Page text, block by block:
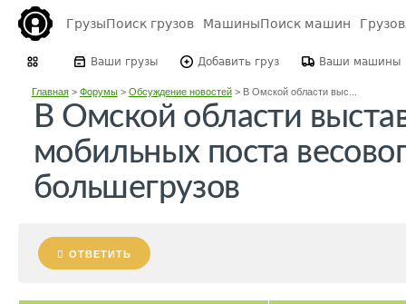
ГрузыПоиск грузов МашиныПоиск машин
Ваши грузы Добавить груз Ваши машины
Главная> Форумы> Обсуждение новостей> В Омской области выс...
В Омской области
мобильных поста
большегрузов
ОТВЕТИТЬ